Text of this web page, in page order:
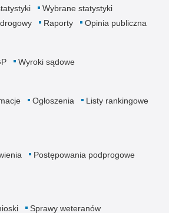
Wybrane statystyki
Raporty Opinia publiczna
Wyroki sądowe
Ogłoszenia
Listy rankingowe
Postępowania podprogowe
Sprawy weteranów